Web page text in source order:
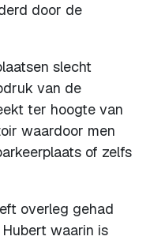
door de
slecht
van de
ter hoogte van
waardoor men
of zelfs
overleg gehad
waarin is